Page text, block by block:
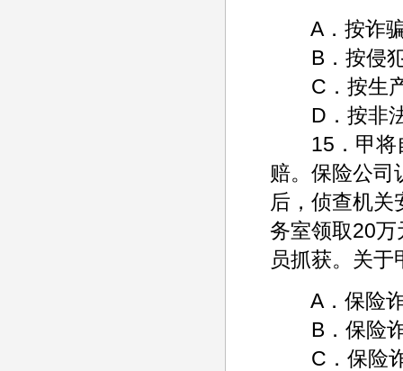
A．按诈骗
B．按侵犯
C．按生产
D．按非法
15．甲将自
赔。保险公司
后，侦查机关
务室领取20
员抓获。关
A．保险诈
B．保险诈
C．保险诈